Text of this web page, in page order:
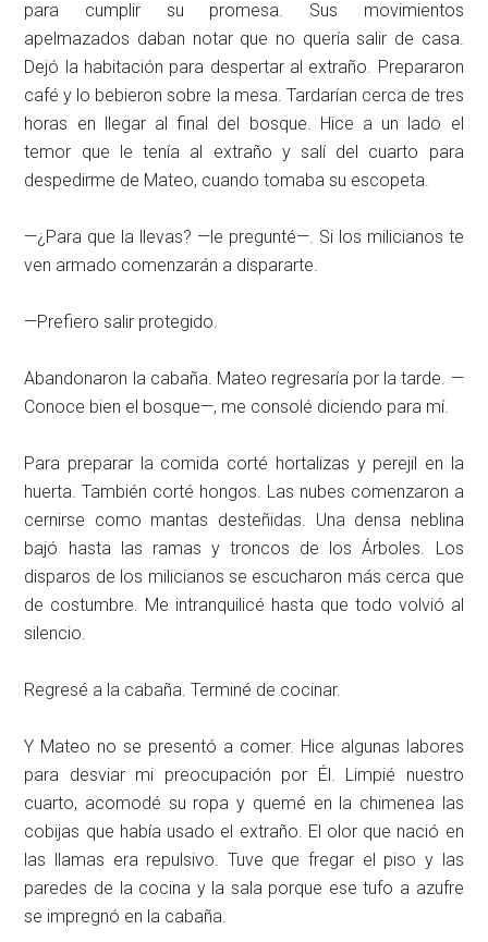
para cumplir su promesa. Sus movimientos
apelmazados daban notar que no quería salir de casa.
Dejó la habitación para despertar al extraño. Prepararon
café y lo bebieron sobre la mesa. Tardarían cerca de tres
horas en llegar al final del bosque. Hice a un lado el
temor que le tenía al extraño y salí del cuarto para
despedirme de Mateo, cuando tomaba su escopeta.
—¿Para que la llevas? —le pregunté—. Si los milicianos te
ven armado comenzarán a dispararte.
—Prefiero salir protegido.
Abandonaron la cabaña. Mateo regresaría por la tarde. —
Conoce bien el bosque—, me consolé diciendo para mí.
Para preparar la comida corté hortalizas y perejil en la
huerta. También corté hongos. Las nubes comenzaron a
cernirse como mantas desteñidas. Una densa neblina
bajó hasta las ramas y troncos de los Árboles. Los
disparos de los milicianos se escucharon más cerca que
de costumbre. Me intranquilicé hasta que todo volvió al
silencio.
Regresé a la cabaña. Terminé de cocinar.
Y Mateo no se presentó a comer. Hice algunas labores
para desviar mi preocupación por Él. Limpié nuestro
cuarto, acomodé su ropa y quemé en la chimenea las
cobijas que había usado el extraño. El olor que nació en
las llamas era repulsivo. Tuve que fregar el piso y las
paredes de la cocina y la sala porque ese tufo a azufre
se impregnó en la cabaña.